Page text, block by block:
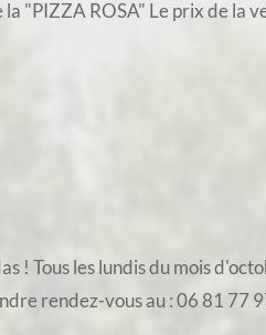
"PIZZA ROSA" Le prix de la
! Tous les lundis du mois
rendez-vous au : 06 81 77